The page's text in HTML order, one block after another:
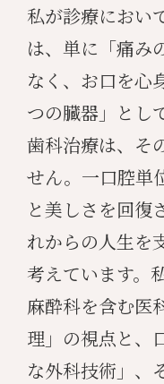
私が診療におい
は、単に「痛み
なく、お口を心
つの臓器」とし
歯科治療は、そ
せん。一口腔単
と美しさを回復
れからの人生を
考えています。
麻酔科を含む医
理」の視点と、
な外科技術」、